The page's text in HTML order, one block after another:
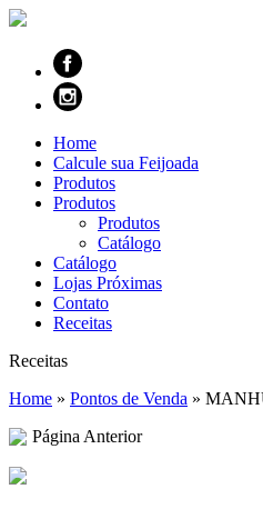
Home
Calcule sua Feijoada
Produtos
Produtos
Produtos
Catálogo
Catálogo
Lojas Próximas
Contato
Receitas
Receitas
Home » Pontos de Venda »
Página Anterior